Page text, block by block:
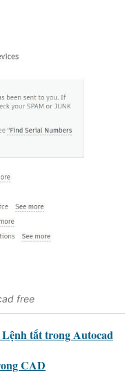
free
tắt trong Autocad
CAD